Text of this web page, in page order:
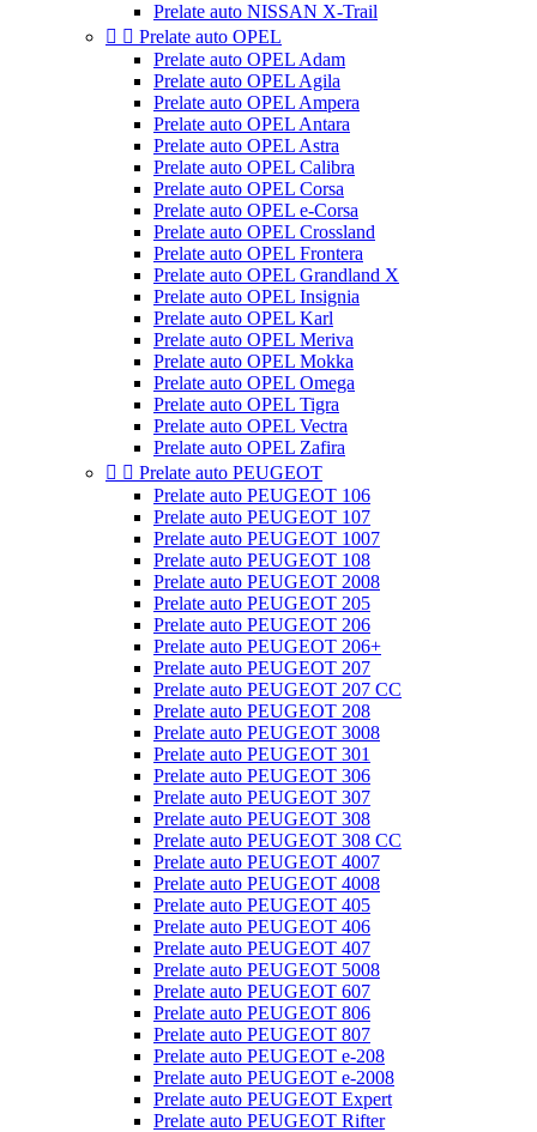
Prelate auto NISSAN X-Trail
  Prelate auto OPEL
Prelate auto OPEL Adam
Prelate auto OPEL Agila
Prelate auto OPEL Ampera
Prelate auto OPEL Antara
Prelate auto OPEL Astra
Prelate auto OPEL Calibra
Prelate auto OPEL Corsa
Prelate auto OPEL e-Corsa
Prelate auto OPEL Crossland
Prelate auto OPEL Frontera
Prelate auto OPEL Grandland X
Prelate auto OPEL Insignia
Prelate auto OPEL Karl
Prelate auto OPEL Meriva
Prelate auto OPEL Mokka
Prelate auto OPEL Omega
Prelate auto OPEL Tigra
Prelate auto OPEL Vectra
Prelate auto OPEL Zafira
  Prelate auto PEUGEOT
Prelate auto PEUGEOT 106
Prelate auto PEUGEOT 107
Prelate auto PEUGEOT 1007
Prelate auto PEUGEOT 108
Prelate auto PEUGEOT 2008
Prelate auto PEUGEOT 205
Prelate auto PEUGEOT 206
Prelate auto PEUGEOT 206+
Prelate auto PEUGEOT 207
Prelate auto PEUGEOT 207 CC
Prelate auto PEUGEOT 208
Prelate auto PEUGEOT 3008
Prelate auto PEUGEOT 301
Prelate auto PEUGEOT 306
Prelate auto PEUGEOT 307
Prelate auto PEUGEOT 308
Prelate auto PEUGEOT 308 CC
Prelate auto PEUGEOT 4007
Prelate auto PEUGEOT 4008
Prelate auto PEUGEOT 405
Prelate auto PEUGEOT 406
Prelate auto PEUGEOT 407
Prelate auto PEUGEOT 5008
Prelate auto PEUGEOT 607
Prelate auto PEUGEOT 806
Prelate auto PEUGEOT 807
Prelate auto PEUGEOT e-208
Prelate auto PEUGEOT e-2008
Prelate auto PEUGEOT Expert
Prelate auto PEUGEOT Rifter